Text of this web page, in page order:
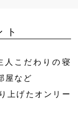
ト
人こだわりの寝
屋など
上げたオンリー